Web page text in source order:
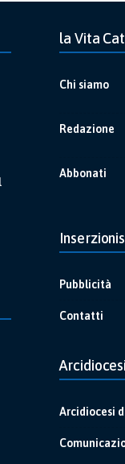
la Vita
Chi siamo
Redazione
Abbonati
Pubblicità
Contatti
Arcidiocesi